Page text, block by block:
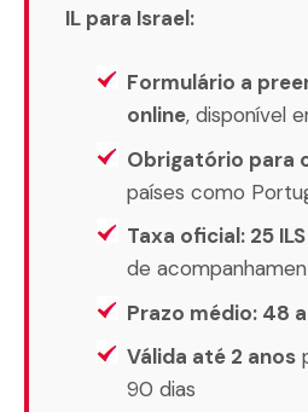
IL para Israel:
Formulário a
online, disponível
Obrigatório para
países como
Taxa oficial: 25 ILS
de
Prazo médio: 48
Válida até 2 anos
90 dias